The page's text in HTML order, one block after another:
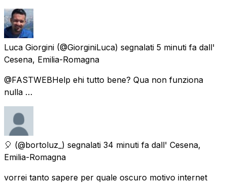
Luca Giorgini (@GiorginiLuca) segnalati 5 minuti fa dall'
Cesena, Emilia-Romagna
@FASTWEBHelp ehi tutto bene? Qua non funziona
nulla …
🎈 (@bortoluz_) segnalati 34 minuti fa dall' Cesena,
Emilia-Romagna
vorrei tanto sapere per quale oscuro motivo internet